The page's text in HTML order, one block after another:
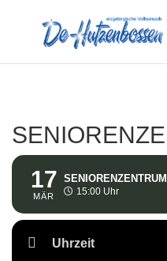
17
MÄR
SENIORENZENTRUM
15:00 Uhr
Uhrzeit